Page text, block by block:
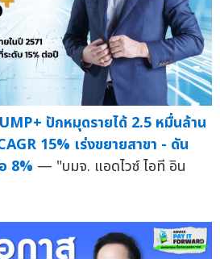
ปักหมุดรายได้ 2.5 หมื่นล้าน
15% เร่งขยายสาขา - ดัน
8% — "บมจ. แอดไวซ์ ไอที อิน